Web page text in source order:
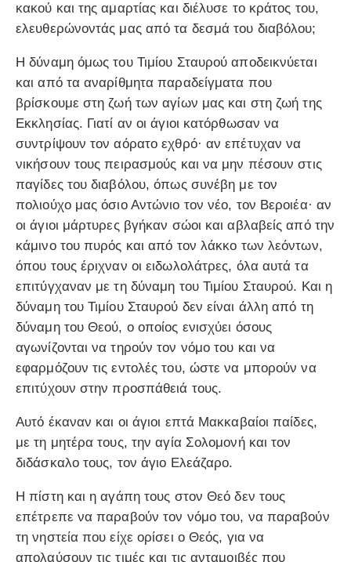
κακού και της αμαρτίας και διέλυσε το κράτος του,
ελευθερώνοντάς μας από τα δεσμά του διαβόλου;
Η δύναμη όμως του Τιμίου Σταυρού αποδεικνύεται
και από τα αναρίθμητα παραδείγματα που
βρίσκουμε στη ζωή των αγίων μας και στη ζωή της
Εκκλησίας. Γιατί αν οι άγιοι κατόρθωσαν να
συντρίψουν τον αόρατο εχθρό· αν επέτυχαν να
νικήσουν τους πειρασμούς και να μην πέσουν στις
παγίδες του διαβόλου, όπως συνέβη με τον
πολιούχο μας όσιο Αντώνιο τον νέο, τον Βεροιέα· αν
οι άγιοι μάρτυρες βγήκαν σώοι και αβλαβείς από την
κάμινο του πυρός και από τον λάκκο των λεόντων,
όπου τους έριχναν οι ειδωλολάτρες, όλα αυτά τα
επιτύγχαναν με τη δύναμη του Τιμίου Σταυρού. Και η
δύναμη του Τιμίου Σταυρού δεν είναι άλλη από τη
δύναμη του Θεού, ο οποίος ενισχύει όσους
αγωνίζονται να τηρούν τον νόμο του και να
εφαρμόζουν τις εντολές του, ώστε να μπορούν να
επιτύχουν στην προσπάθειά τους.
Αυτό έκαναν και οι άγιοι επτά Μακκαβαίοι παίδες,
με τη μητέρα τους, την αγία Σολομονή και τον
διδάσκαλο τους, τον άγιο Ελεάζαρο.
Η πίστη και η αγάπη τους στον Θεό δεν τους
επέτρεπε να παραβούν τον νόμο του, να παραβούν
τη νηστεία που είχε ορίσει ο Θεός, για να
απολαύσουν τις τιμές και τις ανταμοιβές που